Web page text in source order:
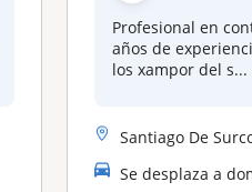
Profesional en
años de
los xampor del s...
Santiago De
Se desplaza a